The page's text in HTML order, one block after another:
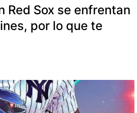
Red Sox se enfrentan
por lo que te